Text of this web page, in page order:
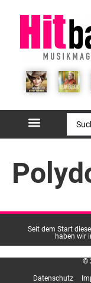
Seit dem Start
haben wir
©
Datenschutz